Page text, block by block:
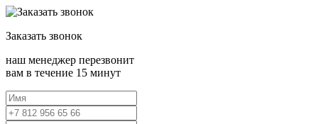
Заказать звонок
наш менеджер перезвонит
вам в течение 15 минут